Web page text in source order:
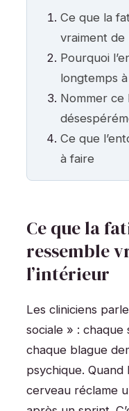
Ce que la
vraiment de
Pourquoi
longtemps
Nommer ce
Ce que
à faire
Ce que la
ressemble
l’intérieur
Les cliniciens
sociale » :
chaque blague
psychique.
cerveau réclame